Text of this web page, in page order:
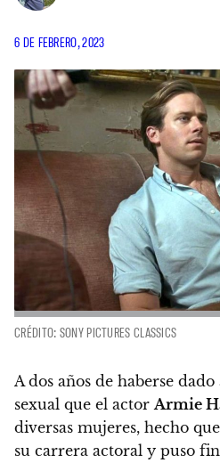
6 DE FEBRERO, 2023
CRÉDITO: SONY PICTURES CLASSICS
A dos años de haberse
sexual que el actor Armie
diversas mujeres, hecho
su carrera actoral y puso